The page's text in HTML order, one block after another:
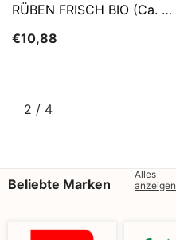
RÜBEN FRISCH BIO (ca. 5
€10,88
2 / von
4
Beliebte Marken
Alles
anzeigen